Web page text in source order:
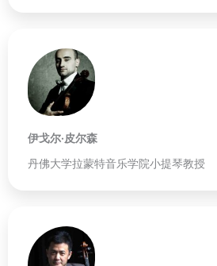
伊戈尔·皮尔森
丹佛大学拉蒙特音乐学院小提琴教授